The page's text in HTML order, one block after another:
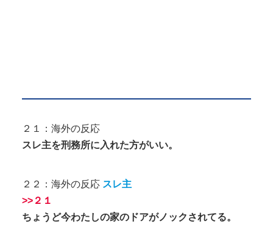
２１：海外の反応
スレ主を刑務所に入れた方がいい。
２２：海外の反応 スレ主
>>２１
ちょうど今わたしの家のドアがノックされてる。